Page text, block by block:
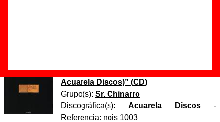
“El porqué de mis peinados (Reedición
Acuarela Discos)” (CD)
Grupo(s): Sr. Chinarro
Discográfica(s):Acuarela Discos-
Referencia: nois 1003